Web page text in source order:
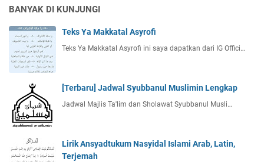
BANYAK DI KUNJUNGI
Teks Ya Makkatal Asyrofi
Teks Ya Makkatal Asyrofi ini saya dapatkan dari IG Offici…
[Terbaru] Jadwal Syubbanul Muslimin Lengkap
Jadwal Majlis Ta'lim dan Sholawat Syubbanul Musli…
Lirik Ansyadtukum Nasyidal Islami Arab, Latin,
Terjemah